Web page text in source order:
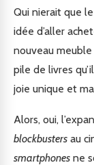
Qui nierait que
idée d’aller
nouveau
pile de livres
joie unique et
Alors, oui,
blockbusters au
smartphones ne